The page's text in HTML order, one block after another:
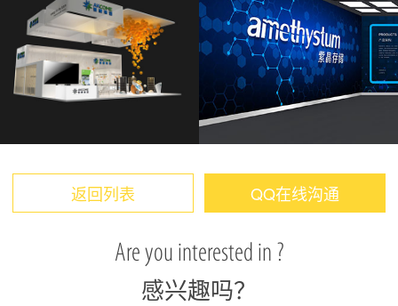
返回列表 QQ在线沟通
Are you interested in ?
感兴趣吗？